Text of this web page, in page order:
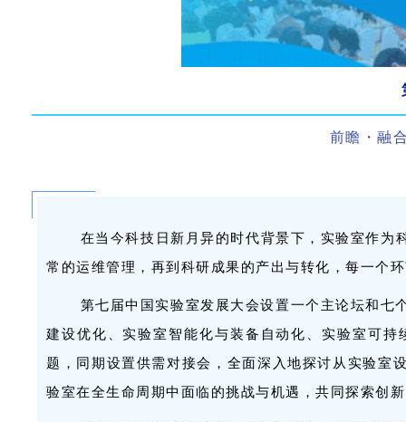
前瞻・融
在当今科技日新月异的时代背景下，实验室作为
常的运维管理，再到科研成果的产出与转化，每一个
第七届中国实验室发展大会设置一个主论坛和七
建设优化、实验室智能化与装备自动化、实验室可
题，同期设置供需对接会，全面深入地探讨从实验室
验室在全生命周期中面临的挑战与机遇，共同探索创